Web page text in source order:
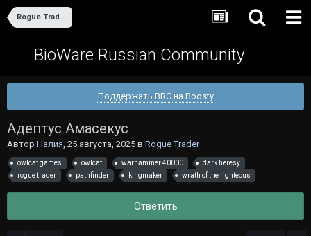
Rogue Trader
BioWare Russian Community
Поддержать BRC на Boosty
Адептус Амасекус
Автор Налия, 25 августа, 2025 в Rogue Trader
owlcat games owlcat warhammer 40000
dark heresy
rogue trader
pathfinder kingmaker wrath of the righteous
Ответить